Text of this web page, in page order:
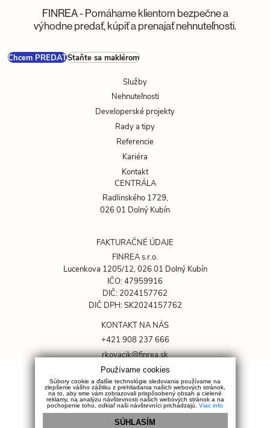
FINREA - Pomáhame klientom bezpečne a
výhodne predať, kúpiť a prenajať nehnuteľnosti.
Chcem PREDAŤStaňte sa maklérom
Služby
Nehnuteľnosti
Developerské projekty
Rady a tipy
Referencie
Kariéra
Kontakt
CENTRÁLA
Radlinského 1729,
026 01 Dolný Kubín
FAKTURAČNÉ ÚDAJE
FINREA s.r.o.
Lucenkova 1205/12, 026 01 Dolný Kubín
IČO: 47959916
DIČ: 2024157762
DIČ DPH: SK2024157762
KONTAKT NA NÁS
+421 908 237 666
rkovacik@finrea.sk
OCHRANA SÚKROMIA
GDPR
Cookies
Sociálne siete
Používame cookies
Súbory cookie a ďalšie technológie sledovania používame na
zlepšenie vášho zážitku z prehliadania našich webových stránok,
na to, aby sme vám zobrazovali prispôsobený obsah a cielené
reklamy, na analýzu návštevnosti našich webových stránok a na
pochopenie toho, odkiaľ naši návštevníci prichádzajú. Viac info
SÚHLASÍM